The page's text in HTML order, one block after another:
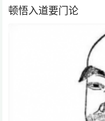
顿悟入道要门论